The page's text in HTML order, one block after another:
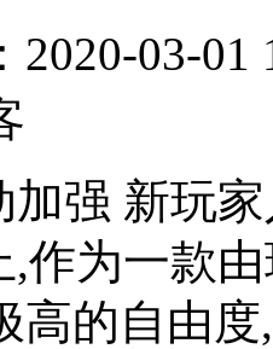
2020-03-01
加强 新玩
,作为一款
高的自由